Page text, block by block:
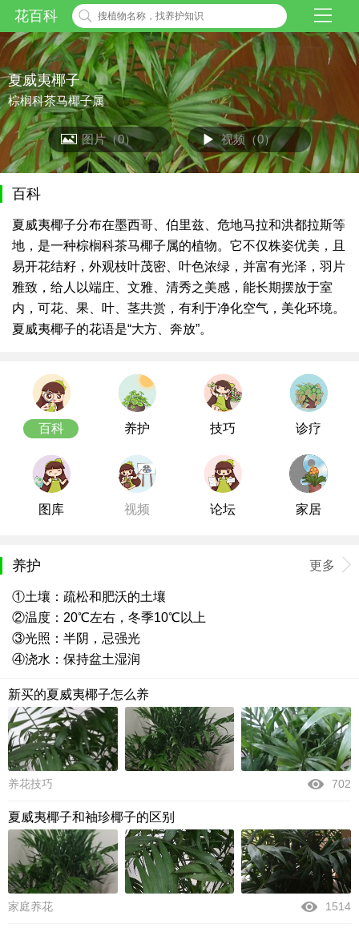
花百科
夏威夷椰子
棕榈科茶马椰子属
图片（0） 视频（0）
百科
夏威夷椰子分布在墨西哥、伯里兹、危地马拉和洪都拉斯等
地，是一种棕榈科茶马椰子属的植物。它不仅株姿优美，且
易开花结籽，外观枝叶茂密、叶色浓绿，并富有光泽，羽片
雅致，给人以端庄、文雅、清秀之美感，能长期摆放于室
内，可花、果、叶、茎共赏，有利于净化空气，美化环境。
夏威夷椰子的花语是“大方、奔放”。
百科 养护 技巧 诊疗
图库 视频 论坛 家居
养护 更多
①土壤：疏松和肥沃的土壤
②温度：20℃左右，冬季10℃以上
③光照：半阴，忌强光
④浇水：保持盆土湿润
新买的夏威夷椰子怎么养
养花技巧 702
夏威夷椰子和袖珍椰子的区别
家庭养花 1514